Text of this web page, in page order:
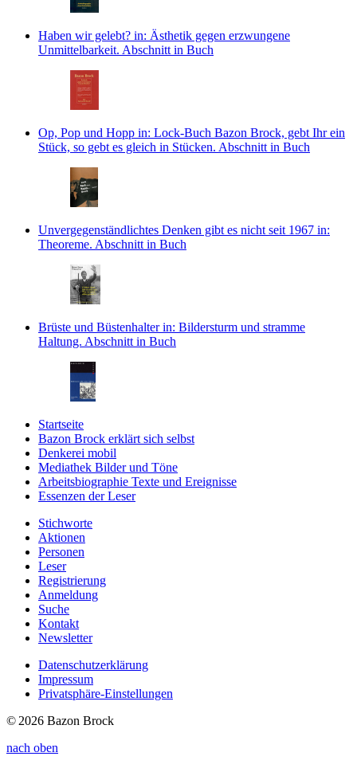
Haben wir gelebt? in: Ästhetik gegen erzwungene
Unmittelbarkeit. Abschnitt in Buch
Op, Pop und Hopp in: Lock-Buch Bazon Brock, gebt Ihr ein
Stück, so gebt es gleich in Stücken. Abschnitt in Buch
Unvergegenständlichtes Denken gibt es nicht seit 1967 in:
Theoreme. Abschnitt in Buch
Brüste und Büstenhalter in: Bildersturm und stramme
Haltung. Abschnitt in Buch
Startseite
Bazon Brock erklärt sich selbst
Denkerei mobil
Mediathek Bilder und Töne
Arbeitsbiographie Texte und Ereignisse
Essenzen der Leser
Stichworte
Aktionen
Personen
Leser
Registrierung
Anmeldung
Suche
Kontakt
Newsletter
Datenschutzerklärung
Impressum
Privatsphäre-Einstellungen
© 2026 Bazon Brock
nach oben